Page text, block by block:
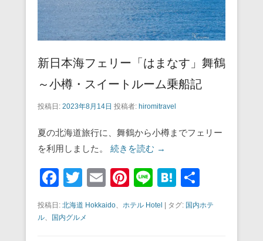
新日本海フェリー「はまなす」舞鶴
～小樽・スイートルーム乗船記
投稿日: 2023年8月14日 投稿者: hiromitravel
夏の北海道旅行に、舞鶴から小樽までフェリー
を利用しました。 続きを読む →
F
a
c
T
tt
E
ail
Pi
er
Li
H
at
e
投稿日: 北海道 Hokkaido、 ホテル Hotel タグ: 国内ホテ
ル、 国内グルメ